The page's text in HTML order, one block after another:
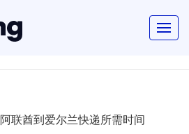
阿联酋到爱尔兰快递所需时间